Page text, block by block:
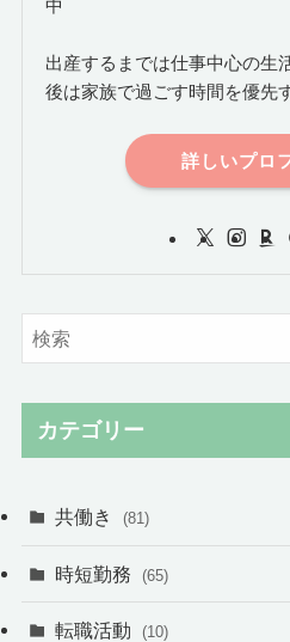
中
出産するまでは仕事中心の生
後は家族で過ごす時間を優先
詳しいプロ
カテゴリー
共働き (81)
時短勤務 (65)
転職活動 (10)